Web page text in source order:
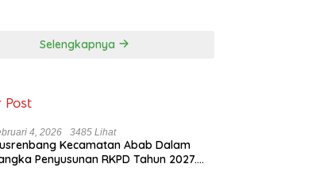
Selengkapnya
Post
4, 2026 3485 Lihat
Kecamatan Abab Dalam
Penyusunan RKPD Tahun 2027.